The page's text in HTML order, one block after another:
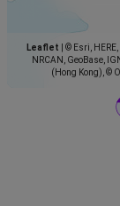
Leaflet
© Esri, HERE,
NRCAN, GeoBase,
(Hong Kong), ©